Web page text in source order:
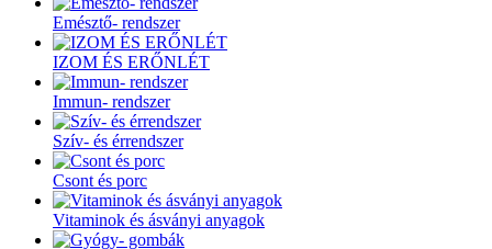
Emésztő- rendszer
IZOM ÉS ERŐNLÉT
Immun- rendszer
Szív- és érrendszer
Csont és porc
Vitaminok és ásványi anyagok